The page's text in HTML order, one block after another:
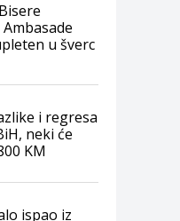
u šverc
i regresa
neki će
KM
ispao iz